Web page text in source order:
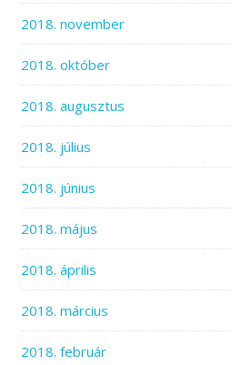
2018. november
2018. október
2018. augusztus
2018. július
2018. június
2018. május
2018. április
2018. március
2018. február